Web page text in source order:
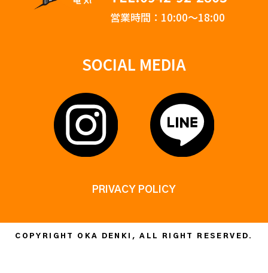
営業時間：10:00〜18:00
SOCIAL MEDIA
PRIVACY POLICY
COPYRIGHT OKA DENKI, ALL RIGHT RESERVED.